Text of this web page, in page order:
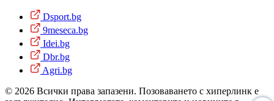
Dsport.bg
9meseca.bg
Idei.bg
Dbr.bg
Agri.bg
© 2026 Всички права запазени. Позоваването с хиперлинк е